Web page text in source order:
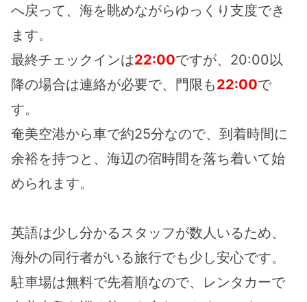
へ戻って、海を眺めながらゆっくり支度でき
ます。
最終チェックインは22:00ですが、20:00以
降の場合は連絡が必要で、門限も22:00で
す。
奄美空港から車で約25分なので、到着時間に
余裕を持つと、海辺の宿時間を落ち着いて始
められます。
英語は少し分かるスタッフが数人いるため、
海外の同行者がいる旅行でも少し安心です。
駐車場は無料で先着順なので、レンタカーで